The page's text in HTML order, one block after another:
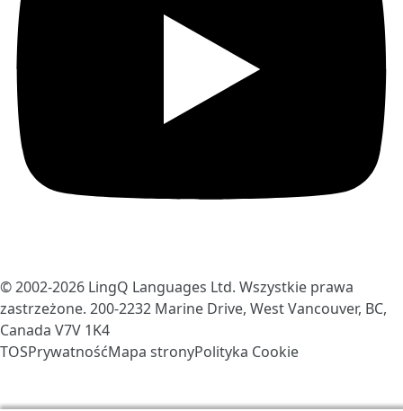
© 2002-2026 LingQ Languages Ltd. Wszystkie prawa
zastrzeżone. 200-2232 Marine Drive, West Vancouver, BC,
Canada V7V 1K4
TOSPrywatnośćMapa stronyPolityka Cookie